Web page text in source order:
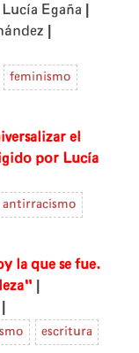
Egaña
feminismo
el
por Lucía
antirracismo
la que se fue.
escritura